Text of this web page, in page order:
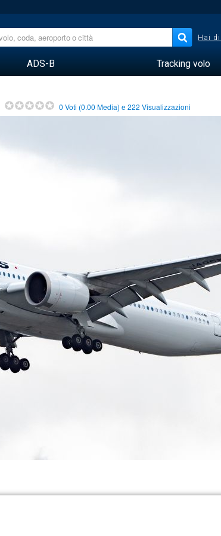
Hai
ADS-B Tracking volo
0 Voti (0.00 Media) e222 Visualizzazioni